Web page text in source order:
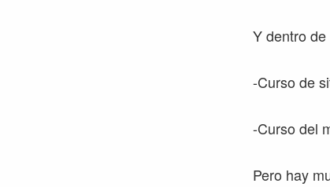
Y dentro
-Curso de
-Curso del
Pero hay